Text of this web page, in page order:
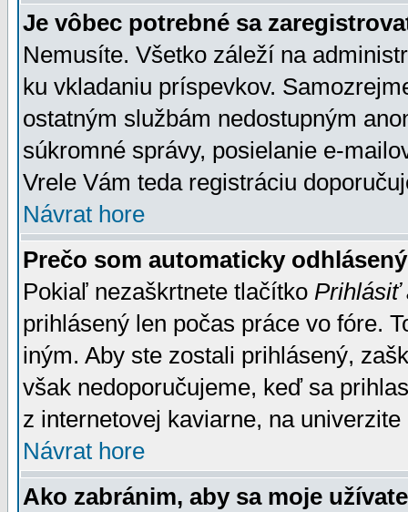
Je vôbec potrebné sa
Nemusíte. Všetko záleží na
ku vkladaniu príspevkov.
ostatným službám nedostupným
súkromné správy, posielanie e-
Vrele Vám teda registráciu
Návrat hore
Prečo som automaticky
Pokiaľ nezaškrtnete tlačítko Prihlásiť
prihlásený len počas práce vo fóre.
iným. Aby ste zostali prihlásený,
však nedoporučujeme, keď sa
z internetovej kaviarne, na univerzite
Návrat hore
Ako zabránim, aby sa moje